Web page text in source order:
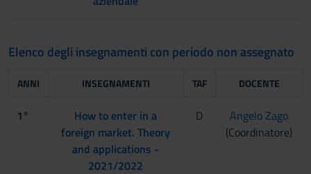
Elenco degli insegnamenti con periodo non assegnato
ANNI INSEGNAMENTI TAF DOCENTE
1°
How to enter in a
foreign market. Theory
and applications -
2021/2022
D
Angelo Zago
(Coordinatore)